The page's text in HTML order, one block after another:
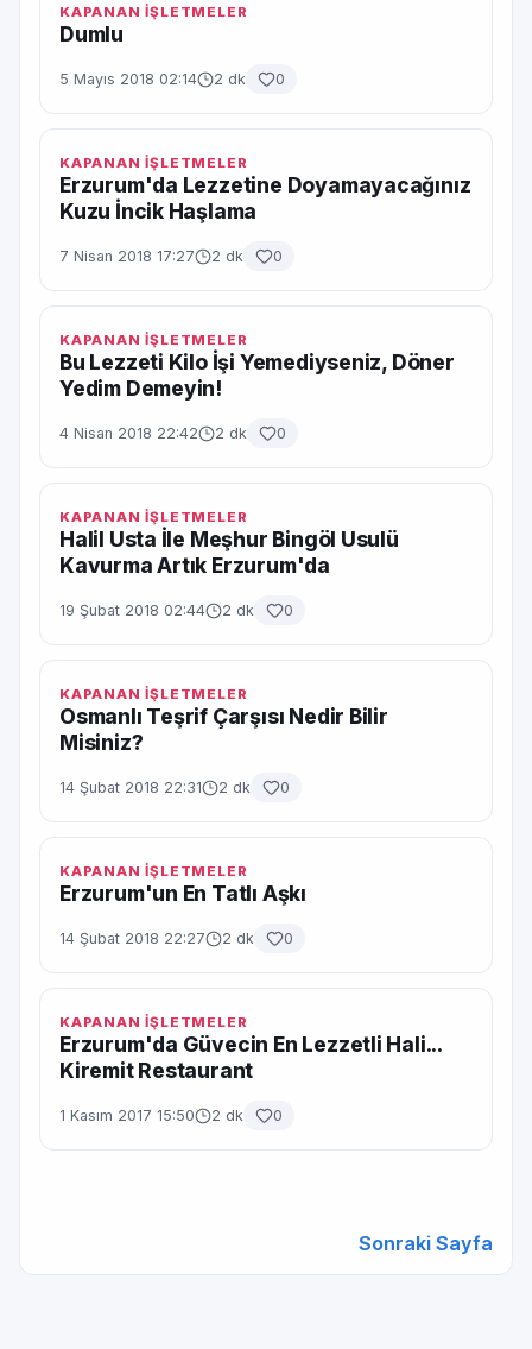
KAPANAN İŞLETMELER
Dumlu
5 Mayıs 2018 02:14 2 dk 0
KAPANAN İŞLETMELER
Erzurum'da Lezzetine Doyamayacağınız
Kuzu İncik Haşlama
7 Nisan 2018 17:27 2 dk 0
KAPANAN İŞLETMELER
Bu Lezzeti Kilo İşi Yemediyseniz, Döner
Yedim Demeyin!
4 Nisan 2018 22:42 2 dk 0
KAPANAN İŞLETMELER
Halil Usta İle Meşhur Bingöl Usulü
Kavurma Artık Erzurum'da
19 Şubat 2018 02:44 2 dk 0
KAPANAN İŞLETMELER
Osmanlı Teşrif Çarşısı Nedir Bilir
Misiniz?
14 Şubat 2018 22:31 2 dk 0
KAPANAN İŞLETMELER
Erzurum'un En Tatlı Aşkı
14 Şubat 2018 22:27 2 dk 0
KAPANAN İŞLETMELER
Erzurum'da Güvecin En Lezzetli Hali...
Kiremit Restaurant
1 Kasım 2017 15:50 2 dk 0
Sonraki Sayfa